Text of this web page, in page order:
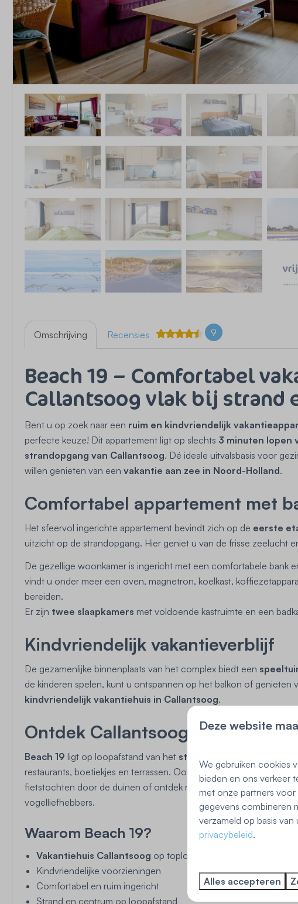
Omschrijving Recensies 9
Beach 19 – Comfortabel
Callantsoog vlak bij strand
Bent u op zoek naar een ruim en kindvriendelijk
perfecte keuze! Dit appartement ligt op slechts 3 minuten lopen
strandopgang van Callantsoog. Dé ideale uitvalsbasis voor
willen genieten van een vakantie aan zee in Noord-Holland.
Comfortabel appartement met
Het sfeervol ingerichte appartement bevindt zich op de eerste
uitzicht op de strandopgang. Hier geniet u van de frisse zeelucht
De gezellige woonkamer is ingericht met een comfortabele bank
vindt u onder meer een oven, magnetron, koelkast,
bereiden.
Er zijn twee slaapkamers met voldoende kastruimte en een
Kindvriendelijk vakantieverblijf
De gezamenlijke binnenplaats van het complex biedt een
de kinderen spelen, kunt u ontspannen op het balkon of genieten
kindvriendelijk vakantiehuis in Callantsoog.
Ontdek Callantsoog en
Beach 19 ligt op loopafstand van het strand van Callantsoog
restaurants, boetiekjes en terrassen. Ook de omgeving is prachtig:
fietstochten door de duinen of ontdek natuurgebied
het
vogelliefhebbers.
Waarom Beach 19?
Vakantiehuis Callantsoog op toplocatie
Kindvriendelijke voorzieningen
Comfortabel en ruim ingericht
Strand en centrum op loopafstand
Deze website
We gebruiken cookies
bieden en ons verkeer
met onze partners voor
gegevens combineren
verzameld op basis
privacybeleid.
Alles accepteren